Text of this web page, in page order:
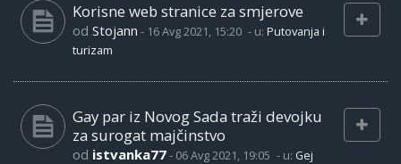
Korisne web stranice za smjerove
od Stojann - 16 Avg 2021, 15:20 - u: Putovanja i
turizam
Gay par iz Novog Sada traži devojku
za surogat majčinstvo
od istvanka77- 06 Avg 2021, 19:05 - u: Gej